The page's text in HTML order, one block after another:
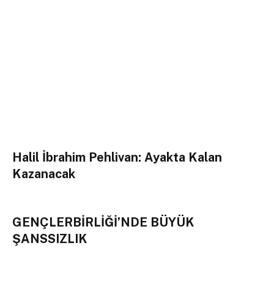
Halil İbrahim Pehlivan: Ayakta Kalan
Kazanacak
GENÇLERBİRLİĞİ’NDE BÜYÜK
ŞANSSIZLIK